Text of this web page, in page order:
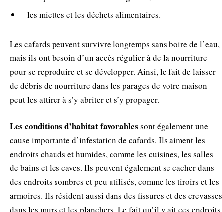
les miettes et les déchets alimentaires.
Les cafards peuvent survivre longtemps sans boire de l’eau,
mais ils ont besoin d’un accès régulier à de la nourriture
pour se reproduire et se développer. Ainsi, le fait de laisser
de débris de nourriture dans les parages de votre maison
peut les attirer à s’y abriter et s’y propager.
Les conditions d’habitat favorables sont également une
cause importante d’infestation de cafards. Ils aiment les
endroits chauds et humides, comme les cuisines, les salles
de bains et les caves. Ils peuvent également se cacher dans
des endroits sombres et peu utilisés, comme les tiroirs et les
armoires. Ils résident aussi dans des fissures et des crevasses
dans les murs et les planchers. Le fait qu’il y ait ces endroits